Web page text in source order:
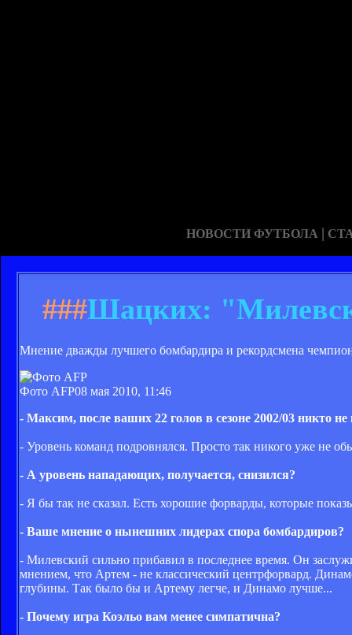
НОВОСТИ ФУТБОЛА |
###Шацких:
Мнение дважды лучшего бомбардира и рекордсмена
Фото AFP08 мая 2010, 11:46
- Максим, после ваших 22 голов в сезоне 2002/03 никто
- Уровень команд подровнялся. Просто так никого уже не
- А уровень нападающих, получается, снизился?
- Я бы так не сказал. Есть хорошие форварды, которые
- Ваше мнение о нынешних лидерах спора бомбардиров?
- Милевский сильно прибавил в последнее время. Он
мнением, что Артем - не классический центрфорвард.
глубины. Так было бы и Артему легче, и Динамо лучше...
- Почему игра Коэльо вам менее симпатична?